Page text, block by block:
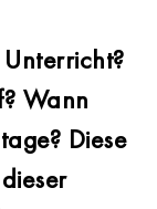
Wann
Diese